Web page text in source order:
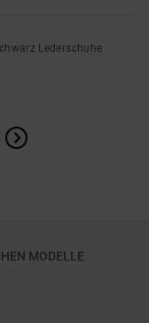
Lederschuhe
MODELLE